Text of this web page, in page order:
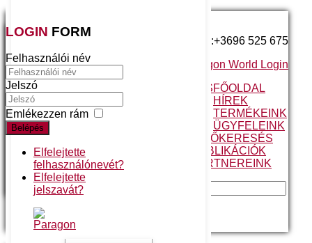
LOGIN FORM
Felhasználói név
Jelszó
Emlékezzen rám
Belépés
Elfelejtette
felhasználónevét?
Elfelejtette
jelszavát?
Telefonszám:+3696 525 675
Paragon World Login
FŐOLDAL
A MEGBÍZHATÓ VÁLASZTÁS
FOLYAMATOS FEJLESZTÉS
HÍREK
TERMÉKEINK
A PARAGON JÁRATTERVEZŐ
ÜGYFELEINK
ESETTANULMÁNY
ÜGYFELEINK MONDJÁK
KERESÉS
PUBLIKÁCIÓK
ANGOL NYELVŰ
MAGYAR NYELVŰ
PARTNEREINK
Kezdőlap